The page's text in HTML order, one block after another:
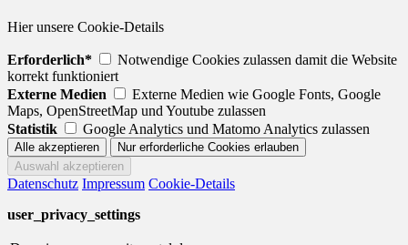
Hier unsere Cookie-Details
Erforderlich*
Notwendige Cookies zulassen damit die Website
korrekt funktioniert
Externe Medien
Externe Medien wie Google Fonts, Google
Maps, OpenStreetMap und Youtube zulassen
Statistik
Google Analytics und Matomo Analytics zulassen
Datenschutz Impressum Cookie-Details
user_privacy_settings